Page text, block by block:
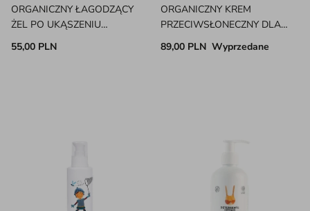
ORGANICZNY ŁAGODZĄCY
ŻEL PO UKĄSZENIU
OWADÓW DLA DZIECI 0M+
BUBBLE&CO
55,00 PLN
ORGANICZNY KREM
PRZECIWSŁONECZNY DLA
DZIECI 0M+ SPF50+
BUBBLE&CO
89,00 PLN Wyprzedane